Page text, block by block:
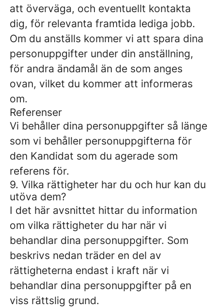
att överväga, och eventuellt kontakta
dig, för relevanta framtida lediga jobb.
Om du anställs kommer vi att spara dina
personuppgifter under din anställning,
för andra ändamål än de som anges
ovan, vilket du kommer att informeras
om.
Referenser
Vi behåller dina personuppgifter så länge
som vi behåller personuppgifterna för
den Kandidat som du agerade som
referens för.
9. Vilka rättigheter har du och hur kan du
utöva dem?
I det här avsnittet hittar du information
om vilka rättigheter du har när vi
behandlar dina personuppgifter. Som
beskrivs nedan träder en del av
rättigheterna endast i kraft när vi
behandlar dina personuppgifter på en
viss rättslig grund.